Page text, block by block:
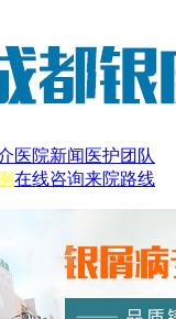
医院新闻 医护团队
在线咨询来院路线